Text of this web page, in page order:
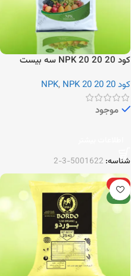
کود NPK 20 20 20 سه بیست
کود NPK
, NPK 20 20 20
موجود
شناسه: 5001622-3-2
ویژه
جدید